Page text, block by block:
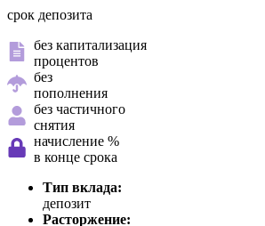
срок депозита
без капитализация
процентов
без
пополнения
без частичного
снятия
начисление %
в конце срока
Тип вклада:
депозит
Расторжение: